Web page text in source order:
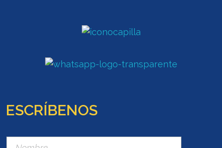
ESCRÍBENOS